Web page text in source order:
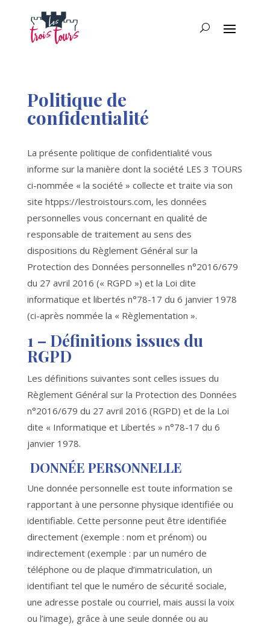
Politique de
confidentialité
La présente politique de confidentialité vous
informe sur la manière dont la société LES 3 TOURS
ci-nommée « la société » collecte et traite via son
site htpps://lestroistours.com, les données
personnelles vous concernant en qualité de
responsable de traitement au sens des
dispositions du Règlement Général sur la
Protection des Données personnelles n°2016/679
du 27 avril 2016 (« RGPD ») et la Loi dite
informatique et libertés n°78-17 du 6 janvier 1978
(ci-après nommée la « Règlementation ».
1 – Définitions issues du
RGPD
Les définitions suivantes sont celles issues du
Règlement Général sur la Protection des Données
n°2016/679 du 27 avril 2016 (RGPD) et de la Loi
dite « Informatique et Libertés » n°78-17 du 6
janvier 1978.
DONNÉE PERSONNELLE
Une donnée personnelle est toute information se
rapportant à une personne physique identifiée ou
identifiable. Cette personne peut être identifiée
directement (exemple : nom et prénom) ou
indirectement (exemple : par un numéro de
téléphone ou de plaque d’immatriculation, un
identifiant tel que le numéro de sécurité sociale,
une adresse postale ou courriel, mais aussi la voix
ou l’image), grâce à une seule donnée ou au